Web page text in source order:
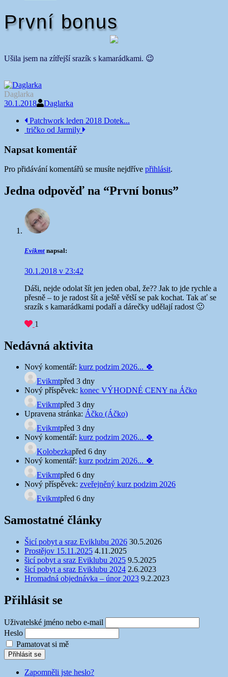
První bonus
Ušila jsem na zítřejší srazík s kamarádkami. 😉
Daglarka
30.1.2018
Daglarka
Navigace
příspěvku
Patchwork leden 2018 Dotek...
tričko od Jarmily
Napsat komentář
Pro přidávání komentářů se musíte nejdříve přihlásit.
Jedna odpověď na “První bonus”
Evikmt napsal:
30.1.2018 v 23:42
Dáši, nejde odolat šít jen jeden obal, že?? Jak to jde rychle a
přesně – to je radost šít a ještě větší se pak kochat. Tak ať se
srazík s kamarádkami podaří a dárečky udělají radost 🙂
1
Nedávná aktivita
Nový komentář: kurz podzim 2026... 🍀
Evikmtpřed 3 dny
Nový příspěvek: konec VÝHODNÉ CENY na Áčko
Evikmtpřed 3 dny
Upravena stránka: Áčko (Áčko)
Evikmtpřed 3 dny
Nový komentář: kurz podzim 2026... 🍀
Kolobezkapřed 6 dny
Nový komentář: kurz podzim 2026... 🍀
Evikmtpřed 6 dny
Nový příspěvek: zveřejněný kurz podzim 2026
Evikmtpřed 6 dny
Samostatné články
Šicí pobyt a sraz Eviklubu 2026 30.5.2026
Prostějov 15.11.2025 4.11.2025
šicí pobyt a sraz Eviklubu 2025 9.5.2025
šicí pobyt a sraz Eviklubu 2024 2.6.2023
Hromadná objednávka – únor 2023 9.2.2023
Přihlásit se
Uživatelské jméno nebo e-mail
Heslo
Pamatovat si mě
Přihlásit se
Zapomněli jste heslo?